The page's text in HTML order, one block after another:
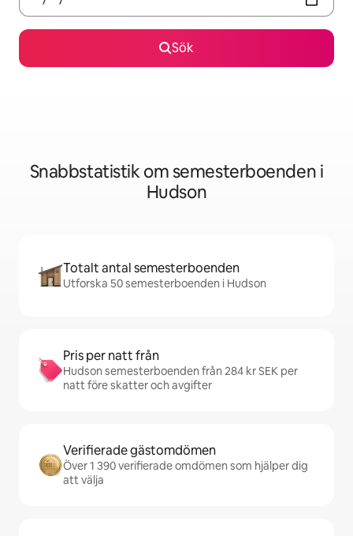
Sök
Snabbstatistik om semesterboenden i
Hudson
Totalt antal semesterboenden
Utforska 50 semesterboenden i Hudson
Pris per natt från
Hudson semesterboenden från 284 kr SEK per
natt före skatter och avgifter
Verifierade gästomdömen
Över 1 390 verifierade omdömen som hjälper dig
att välja